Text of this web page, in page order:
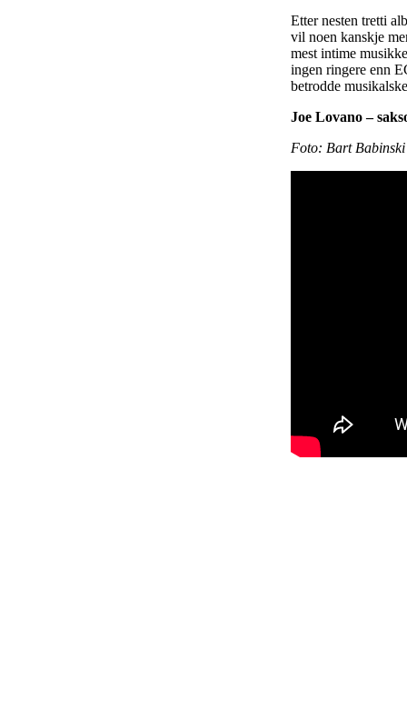
Etter nesten tretti
vil noen kanskje
mest intime
ingen ringere enn
betrodde
Joe Lovano –
Foto: Bart